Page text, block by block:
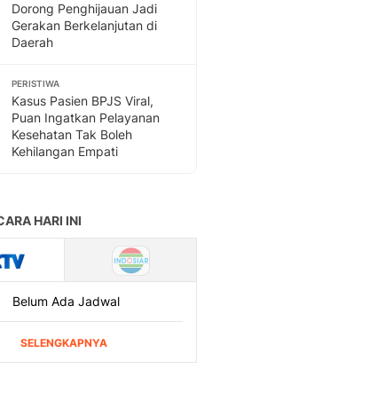
Dorong Penghijauan Jadi
Gerakan Berkelanjutan di
Daerah
PERISTIWA
Kasus Pasien BPJS Viral,
Puan Ingatkan Pelayanan
Kesehatan Tak Boleh
Kehilangan Empati